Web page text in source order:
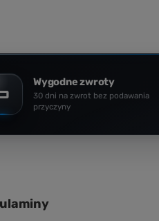
Wygodne zwroty
30 dni na zwrot bez podawania
przyczyny